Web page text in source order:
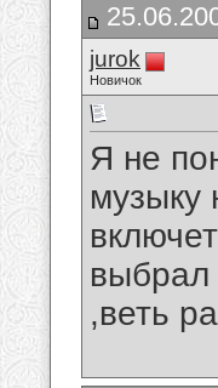
jurok
Новичок
Я не
музыку
выбрал
,веть